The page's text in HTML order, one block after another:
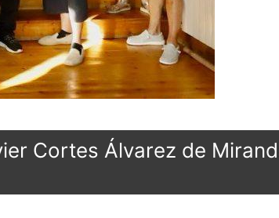
Cortes Álvarez de